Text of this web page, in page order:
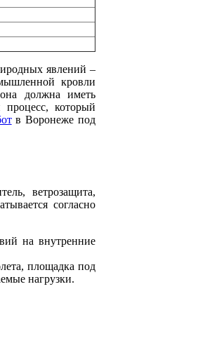
явлений –
кровли
должна иметь
который
в Воронеже под
ветрозащита,
согласно
на внутренние
площадка под
нагрузки.